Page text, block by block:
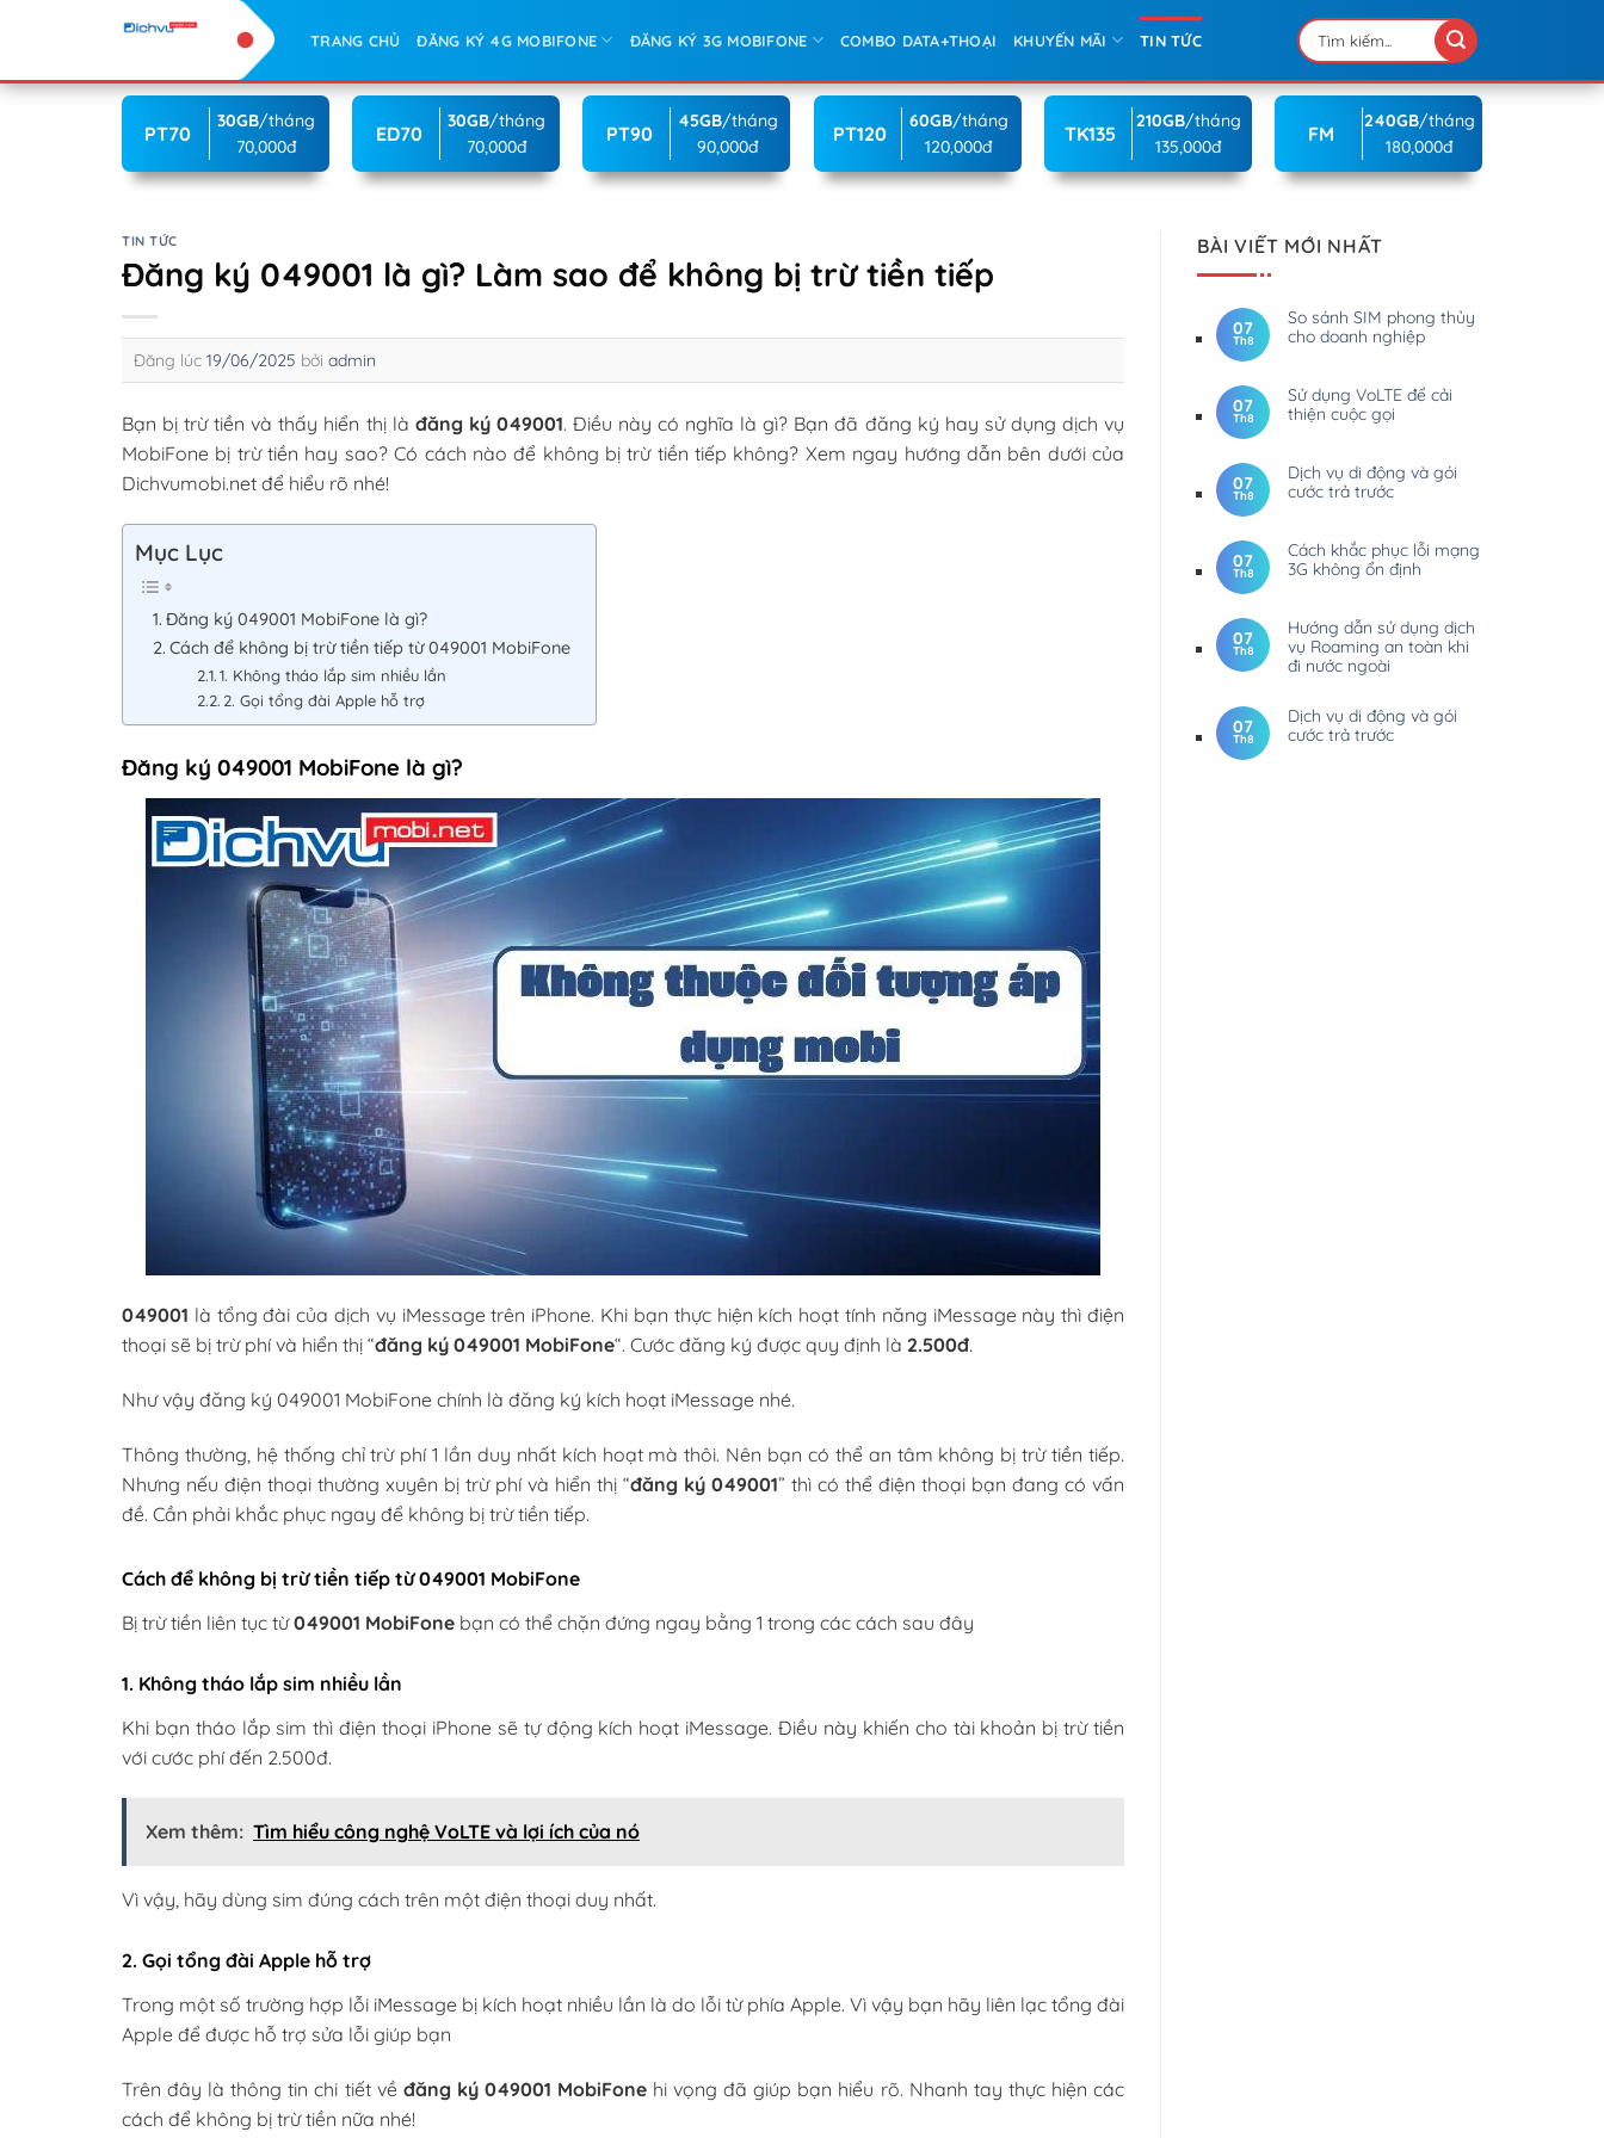
content
TRANG CHỦ ĐĂNG KÝ 4G MOBIFONE ĐĂNG KÝ 3G MOBIFONE COMBO DATA+THOẠI KHUYẾN MÃI TIN TỨC
PT70
30GB/tháng
70,000đ
ED70
30GB/tháng
70,000đ
PT90
45GB/tháng
90,000đ
PT120
60GB/tháng
120,000đ
TK135
210GB/tháng
135,000đ
FM
240GB/tháng
180,000đ
TIN TỨC
Đăng ký 049001 là gì? Làm sao để không bị trừ tiền tiếp
Đăng lúc 19/06/2025 bởi admin
Bạn bị trừ tiền và thấy hiển thị là đăng ký 049001. Điều này có nghĩa là gì? Bạn đã đăng ký hay sử dụng dịch vụ
MobiFone bị trừ tiền hay sao? Có cách nào để không bị trừ tiền tiếp không? Xem ngay hướng dẫn bên dưới của
Dichvumobi.net để hiểu rõ nhé!
Mục Lục
Đăng ký 049001 MobiFone là gì?
Cách để không bị trừ tiền tiếp từ 049001 MobiFone
1. Không tháo lắp sim nhiều lần
2. Gọi tổng đài Apple hỗ trợ
Đăng ký 049001 MobiFone là gì?
049001 là tổng đài của dịch vụ iMessage trên iPhone. Khi bạn thực hiện kích hoạt tính năng iMessage này thì điện
thoại sẽ bị trừ phí và hiển thị “đăng ký 049001 MobiFone“. Cước đăng ký được quy định là 2.500đ.
Như vậy đăng ký 049001 MobiFone chính là đăng ký kích hoạt iMessage nhé.
Thông thường, hệ thống chỉ trừ phí 1 lần duy nhất kích hoạt mà thôi. Nên bạn có thể an tâm không bị trừ tiền tiếp.
Nhưng nếu điện thoại thường xuyên bị trừ phí và hiển thị “đăng ký 049001” thì có thể điện thoại bạn đang có vấn
đề. Cần phải khắc phục ngay để không bị trừ tiền tiếp.
Cách để không bị trừ tiền tiếp từ 049001 MobiFone
Bị trừ tiền liên tục từ049001 MobiFone bạn có thể chặn đứng ngay bằng 1 trong các cách sau đây
1. Không tháo lắp sim nhiều lần
Khi bạn tháo lắp sim thì điện thoại iPhone sẽ tự động kích hoạt iMessage. Điều này khiến cho tài khoản bị trừ tiền
với cước phí đến 2.500đ.
Xem thêm: Tìm hiểu công nghệ VoLTE và lợi ích của nó
Vì vậy, hãy dùng sim đúng cách trên một điện thoại duy nhất.
2. Gọi tổng đài Apple hỗ trợ
Trong một số trường hợp lỗi iMessage bị kích hoạt nhiều lần là do lỗi từ phía Apple. Vì vậy bạn hãy liên lạc tổng đài
Apple để được hỗ trợ sửa lỗi giúp bạn
Trên đây là thông tin chi tiết về đăng ký 049001 MobiFonehi vọng đã giúp bạn hiểu rõ. Nhanh tay thực hiện các
cách để không bị trừ tiền nữa nhé!
BÀI VIẾT MỚI NHẤT
07
Th8
So sánh SIM phong thủy
cho doanh nghiệp
07
Th8
Sử dụng VoLTE để cải
thiện cuộc gọi
07
Th8
Dịch vụ di động và gói
cước trả trước
07
Th8
Cách khắc phục lỗi mạng
3G không ổn định
07
Th8
Hướng dẫn sử dụng dịch
vụ Roaming an toàn khi
đi nước ngoài
07
Th8
Dịch vụ di động và gói
cước trả trước